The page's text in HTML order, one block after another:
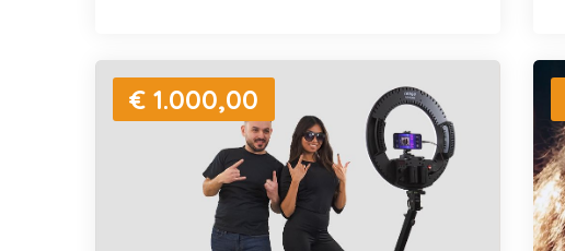
€ 1.000,00